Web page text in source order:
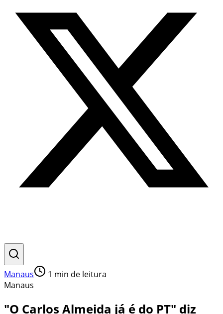
Manaus 1 min de leitura
Manaus
"O Carlos Almeida já é do PT" diz